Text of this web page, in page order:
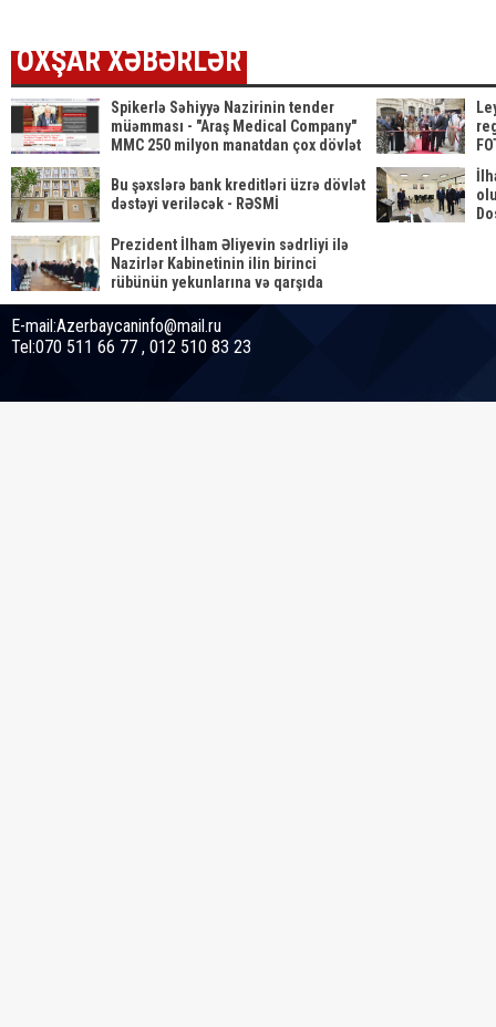
OXŞAR XƏBƏRLƏR
Spikerlə Səhiyyə Nazirinin tender
müəmması - "Araş Medical Company"
MMC 250 milyon manatdan çox dövlət
çıxıb...SİYAHI
Bu şəxslərə bank kreditləri üzrə dövlət
dəstəyi veriləcək - RƏSMİ
Prezident İlham Əliyevin sədrliyi ilə
Nazirlər Kabinetinin ilin birinci
rübünün yekunlarına və qarşıda
duran vəzifələrə həsr olunan iclası
keçirilib
E-mail:Azerbaycaninfo@mail.ru
Tel:070 511 66 77 , 012 510 83 23